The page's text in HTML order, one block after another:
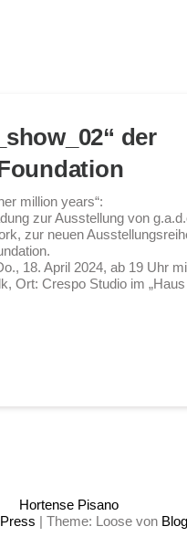
der
million years“:
zur Ausstellung von
zur neuen
18. April 2024, ab 19 Uhr
Ort: Crespo Studio im „Haus
Hortense Pisano
| Theme: Loose von